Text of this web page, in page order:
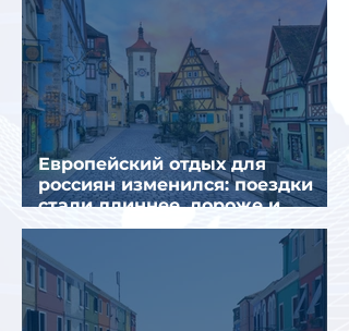
Европейский отдых для
россиян изменился: поездки
стали длиннее, дороже и
сложнее